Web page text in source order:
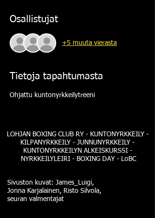
Osallistujat
+5 muuta vierasta
Tietoja tapahtumasta
Ohjattu kuntonyrkkeilytreeni
LOHJAN BOXING CLUB RY - KUNTONYRKKEILY -
KILPANYRKKEILY - JUNNUNYRKKEILY -
KUNTONYRKKEILYN ALKEISKURSSI -
NYRKKEILYLEIRI - BOXING DAY - LoBC
Sivuston kuvat: James_Luigi,
Jonna Karjalainen, Risto Silvola,
seuran valmentajat